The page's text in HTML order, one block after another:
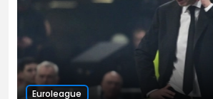
Euroleague